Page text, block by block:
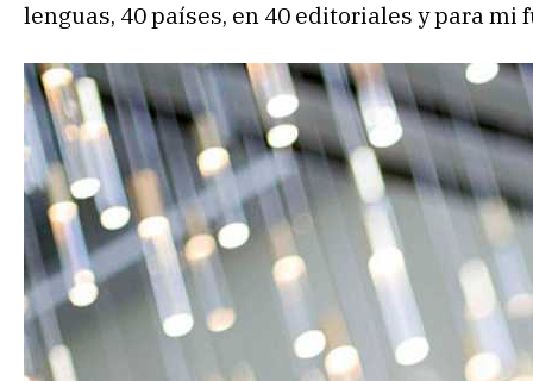
lenguas, 40 países, en 40 editoriales y para mi